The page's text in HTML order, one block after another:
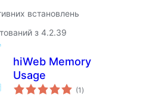
встановлень
з 4.2.39
hiWeb Memory
Usage
(1 загальний
рейтинг
)